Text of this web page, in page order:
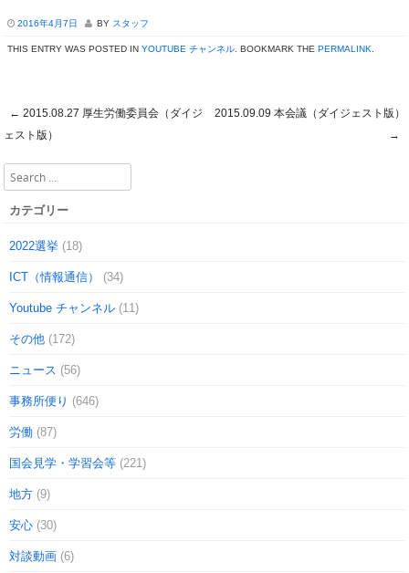
2016年4月7日 BY スタッフ
THIS ENTRY WAS POSTED IN YOUTUBE チャンネル . BOOKMARK THE PERMALINK
Post navigation
← 2015.08.27 厚生労働委員会（ダイジ
ェスト版）
2015.09.09 本会議（ダイジェスト版）
→
Search
カテゴリー
2022選挙 (18)
ICT（情報通信） (34)
Youtube チャンネル (11)
その他 (172)
ニュース (56)
事務所便り (646)
労働 (87)
国会見学・学習会等 (221)
地方 (9)
安心 (30)
対談動画 (6)